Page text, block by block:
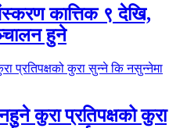
कात्तिक ९ देखि,
हुने
कुरा प्रतिपक्षको कुरा